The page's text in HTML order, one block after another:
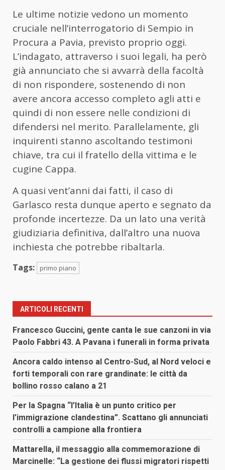
Le ultime notizie vedono un momento
cruciale nell’interrogatorio di Sempio in
Procura a Pavia, previsto proprio oggi.
L’indagato, attraverso i suoi legali, ha però
già annunciato che si avvarrà della facoltà
di non rispondere, sostenendo di non
avere ancora accesso completo agli atti e
quindi di non essere nelle condizioni di
difendersi nel merito. Parallelamente, gli
inquirenti stanno ascoltando testimoni
chiave, tra cui il fratello della vittima e le
cugine Cappa.
A quasi vent’anni dai fatti, il caso di
Garlasco resta dunque aperto e segnato da
profonde incertezze. Da un lato una verità
giudiziaria definitiva, dall’altro una nuova
inchiesta che potrebbe ribaltarla.
Tags: primo piano
ARTICOLI RECENTI
Francesco Guccini, gente canta le sue canzoni in via
Paolo Fabbri 43. A Pavana i funerali in forma privata
Ancora caldo intenso al Centro-Sud, al Nord veloci e
forti temporali con rare grandinate: le città da
bollino rosso calano a 21
Per la Spagna “l’Italia è un punto critico per
l’immigrazione clandestina”. Scattano gli annunciati
controlli a campione alla frontiera
Mattarella, il messaggio alla commemorazione di
Marcinelle: “La gestione dei flussi migratori rispetti